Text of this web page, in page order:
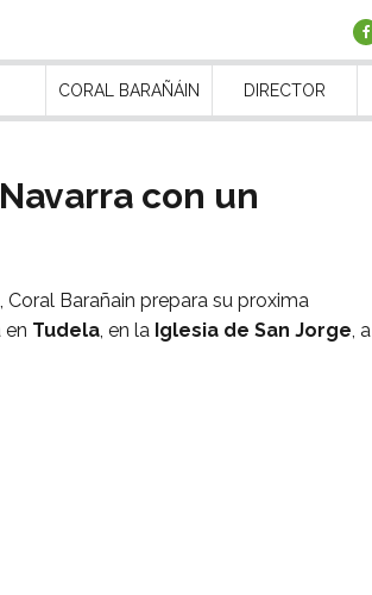
CORAL BARAÑÁIN DIRECTOR
con un
Barañain prepara su proxima
en Tudela, en la Iglesia de San Jorge, a